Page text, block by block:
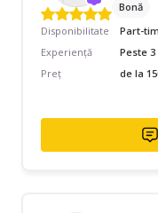
Bonă
Disponibilitate
Part-
Experiență
Peste 3
Preț
de la